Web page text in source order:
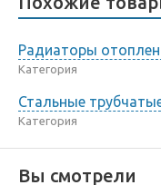
Радиаторы
Категория
Стальные
Категория
Вы смотрели